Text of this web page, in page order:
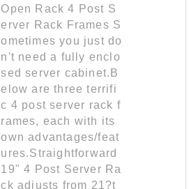
Open Rack 4 Post S
erver Rack Frames S
ometimes you just do
n't need a fully enclo
sed server cabinet.B
elow are three terrifi
c 4 post server rack f
rames, each with its
own advantages/feat
ures.Straightforward
19" 4 Post Server Ra
ck adjusts from 21?t